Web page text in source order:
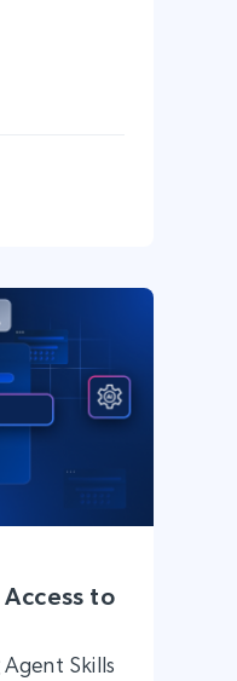
to
Skills